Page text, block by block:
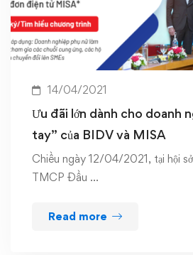
14/04/2021
Ưu đãi lớn dành cho doanh
tay” của BIDV và MISA
Chiều ngày 12/04/2021, tại hội
TMCP Đầu …
Read more